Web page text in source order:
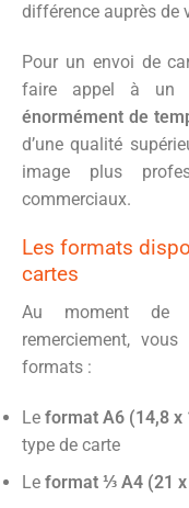
différence auprès de
Pour un envoi de
faire appel à un
énormément de
d’une qualité
image plus
commerciaux.
Les formats
cartes
Au moment de
remerciement,
formats :
Le format A6 (14,8 x
type de carte
Le format ⅓ A4 (21 x